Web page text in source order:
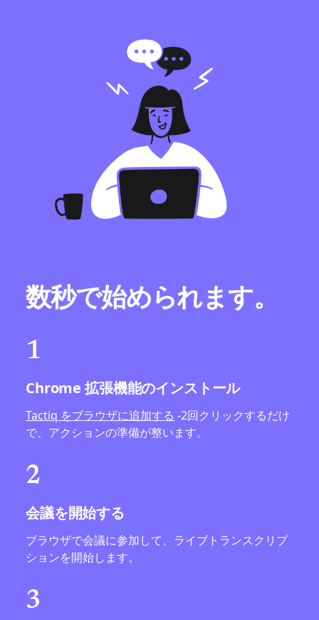
数秒で始められます。
1
Chrome 拡張機能のインストール
Tactiq をブラウザに追加する -2回クリックするだけ
で、アクションの準備が整います。
2
会議を開始する
ブラウザで会議に参加して、ライブトランスクリプ
ションを開始します。
3